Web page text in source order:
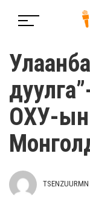
ОХУ-ын
TSENZUURMN